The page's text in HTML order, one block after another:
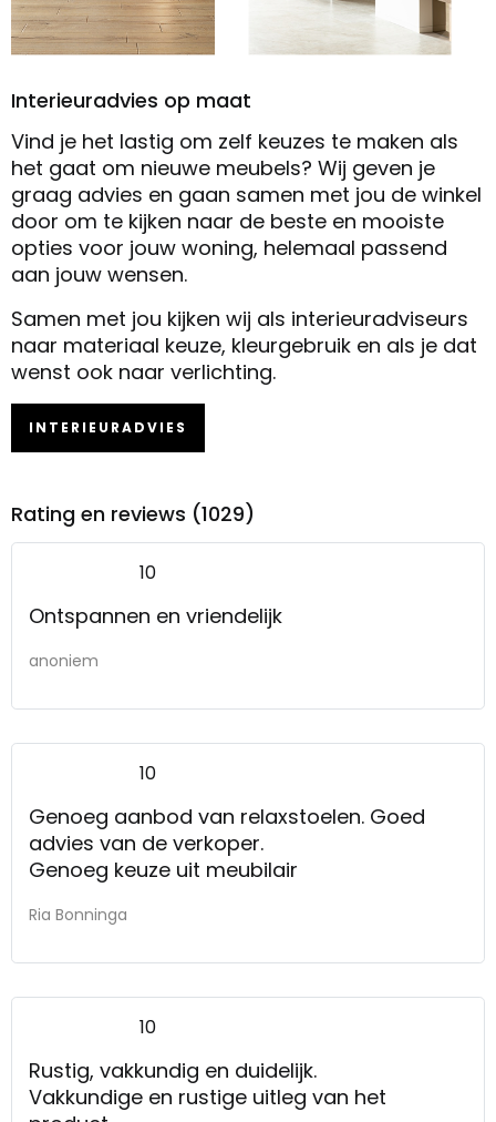
Interieuradvies op maat
Vind je het lastig om zelf keuzes te maken als
het gaat om nieuwe meubels? Wij geven je
graag advies en gaan samen met jou de winkel
door om te kijken naar de beste en mooiste
opties voor jouw woning, helemaal passend
aan jouw wensen.
Samen met jou kijken wij als interieuradviseurs
naar materiaal keuze, kleurgebruik en als je dat
wenst ook naar verlichting.
INTERIEURADVIES
Rating en reviews (1029)
10
Ontspannen en vriendelijk
anoniem
10
Genoeg aanbod van relaxstoelen. Goed
advies van de verkoper.
Genoeg keuze uit meubilair
Ria Bonninga
10
Rustig, vakkundig en duidelijk.
Vakkundige en rustige uitleg van het